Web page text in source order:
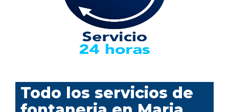
Todo los servicios de